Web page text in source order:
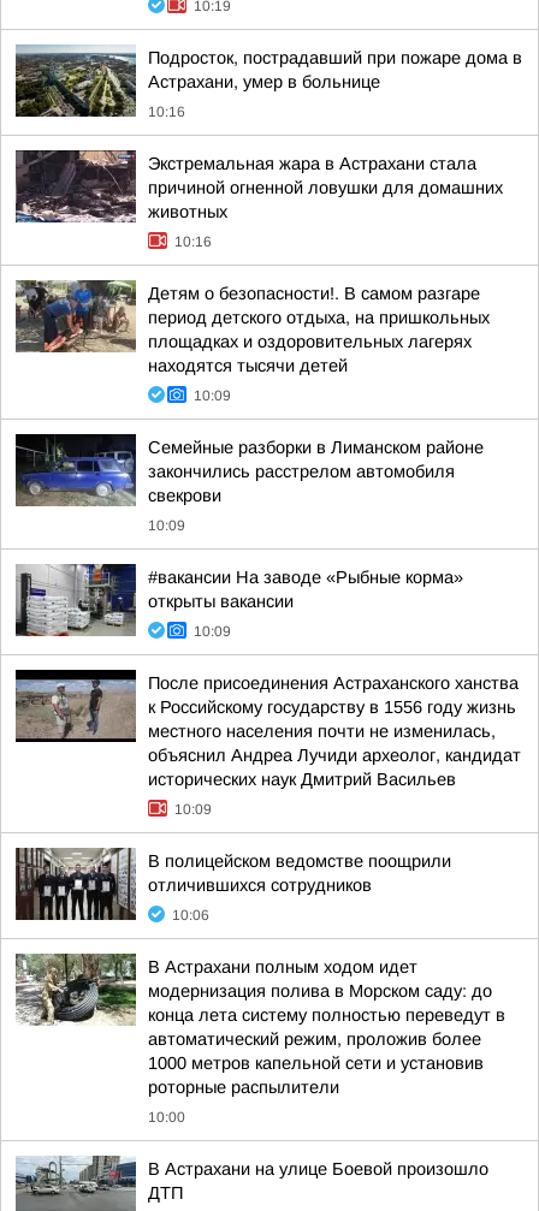
10:19
Подросток, пострадавший при пожаре дома в
Астрахани, умер в больнице
10:16
Экстремальная жара в Астрахани стала
причиной огненной ловушки для домашних
животных
10:16
Детям о безопасности!. В самом разгаре
период детского отдыха, на пришкольных
площадках и оздоровительных лагерях
находятся тысячи детей
10:09
Семейные разборки в Лиманском районе
закончились расстрелом автомобиля
свекрови
10:09
#вакансии На заводе «Рыбные корма»
открыты вакансии
10:09
После присоединения Астраханского ханства
к Российскому государству в 1556 году жизнь
местного населения почти не изменилась,
объяснил Андреа Лучиди археолог, кандидат
исторических наук Дмитрий Васильев
10:09
В полицейском ведомстве поощрили
отличившихся сотрудников
10:06
В Астрахани полным ходом идет
модернизация полива в Морском саду: до
конца лета систему полностью переведут в
автоматический режим, проложив более
1000 метров капельной сети и установив
роторные распылители
10:00
В Астрахани на улице Боевой произошло
ДТП